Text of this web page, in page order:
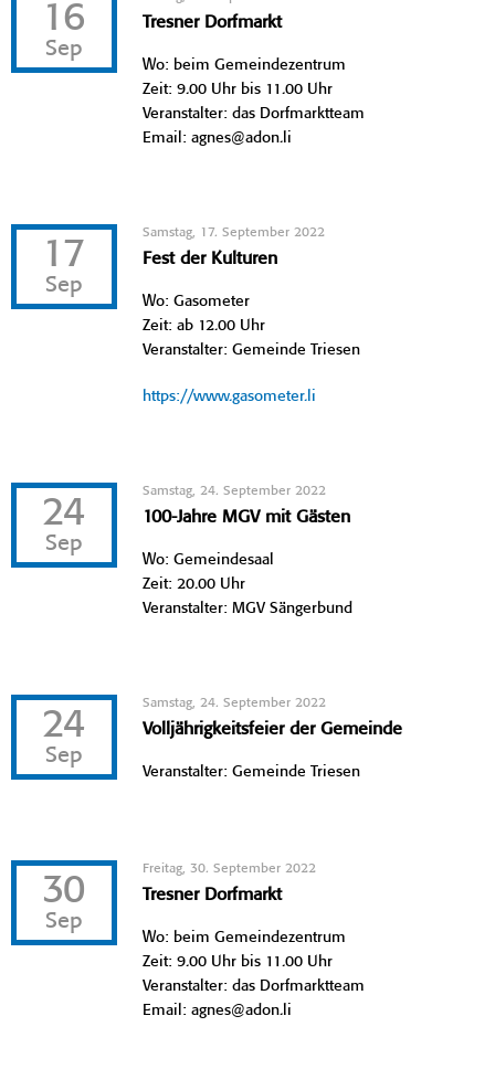
16
Sep
Tresner Dorfmarkt
Wo: beim Gemeindezentrum
Zeit: 9.00 Uhr bis 11.00 Uhr
Veranstalter: das Dorfmarktteam
Email: agnes@adon.li
17
Sep
Samstag, 17. September 2022
Fest der Kulturen
Wo: Gasometer
Zeit: ab 12.00 Uhr
Veranstalter: Gemeinde Triesen
https://www.gasometer.li
24
Sep
Samstag, 24. September 2022
100-Jahre MGV mit Gästen
Wo: Gemeindesaal
Zeit: 20.00 Uhr
Veranstalter: MGV Sängerbund
24
Sep
Samstag, 24. September 2022
Volljährigkeitsfeier der Gemeinde
Veranstalter: Gemeinde Triesen
30
Sep
Freitag, 30. September 2022
Tresner Dorfmarkt
Wo: beim Gemeindezentrum
Zeit: 9.00 Uhr bis 11.00 Uhr
Veranstalter: das Dorfmarktteam
Email: agnes@adon.li